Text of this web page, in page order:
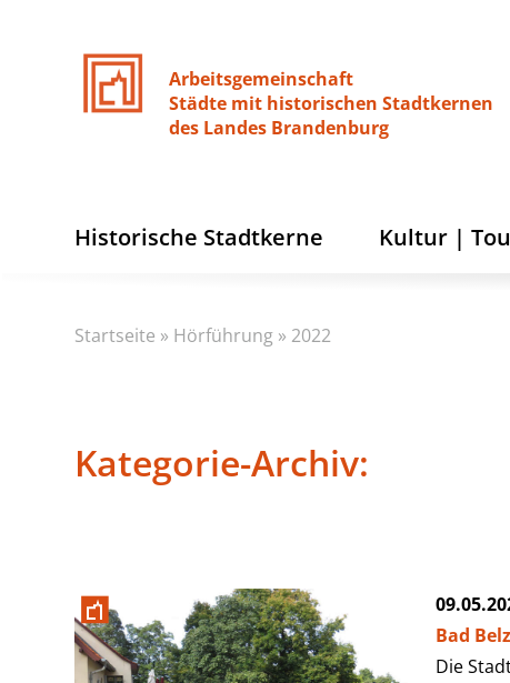
Arbeitsgemeinschaft
Städte mit historischen Stadtkernen
des Landes Brandenburg
Historische Stadtkerne Kultur |
Startseite » Hörführung » 2022
Kategorie-Archiv:
Bad
Die